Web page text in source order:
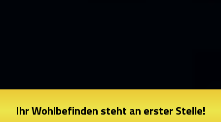
Ihr Wohlbefinden steht an erster Stelle!